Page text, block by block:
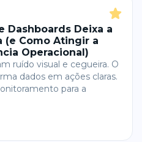
Dashboards Deixa a
(e Como Atingir a
Operacional)
ruído visual e cegueira. O
dados em ações claras.
para a